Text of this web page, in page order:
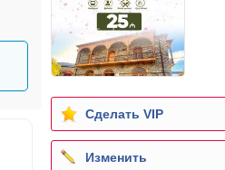
Сделать VIP
Изменить